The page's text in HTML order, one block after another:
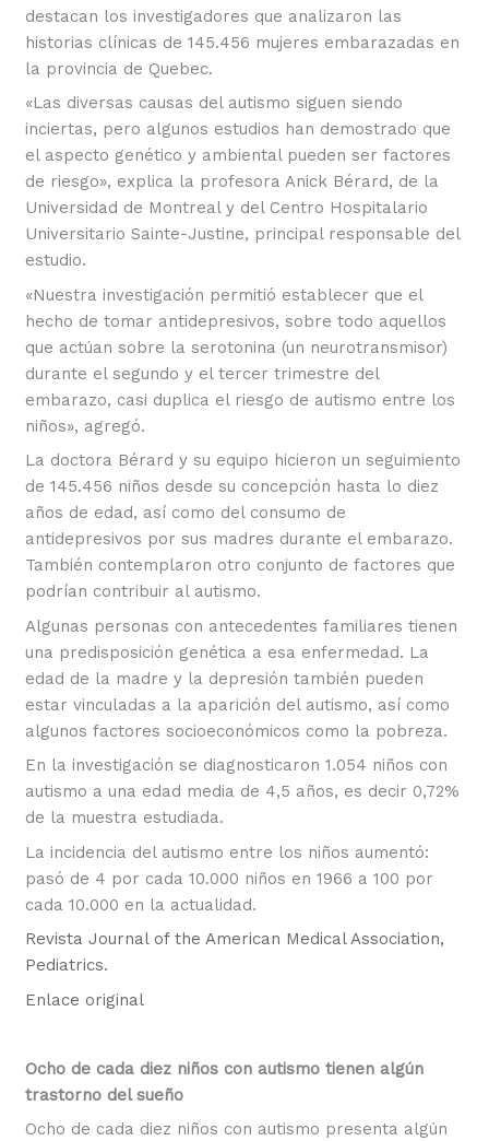
destacan los investigadores que analizaron las
historias clínicas de 145.456 mujeres embarazadas en
la provincia de Quebec.
«Las diversas causas del autismo siguen siendo
inciertas, pero algunos estudios han demostrado que
el aspecto genético y ambiental pueden ser factores
de riesgo», explica la profesora Anick Bérard, de la
Universidad de Montreal y del Centro Hospitalario
Universitario Sainte-Justine, principal responsable del
estudio.
«Nuestra investigación permitió establecer que el
hecho de tomar antidepresivos, sobre todo aquellos
que actúan sobre la serotonina (un neurotransmisor)
durante el segundo y el tercer trimestre del
embarazo, casi duplica el riesgo de autismo entre los
niños», agregó.
La doctora Bérard y su equipo hicieron un seguimiento
de 145.456 niños desde su concepción hasta lo diez
años de edad, así como del consumo de
antidepresivos por sus madres durante el embarazo.
También contemplaron otro conjunto de factores que
podrían contribuir al autismo.
Algunas personas con antecedentes familiares tienen
una predisposición genética a esa enfermedad. La
edad de la madre y la depresión también pueden
estar vinculadas a la aparición del autismo, así como
algunos factores socioeconómicos como la pobreza.
En la investigación se diagnosticaron 1.054 niños con
autismo a una edad media de 4,5 años, es decir 0,72%
de la muestra estudiada.
La incidencia del autismo entre los niños aumentó:
pasó de 4 por cada 10.000 niños en 1966 a 100 por
cada 10.000 en la actualidad.
Revista Journal of the American Medical Association,
Pediatrics.
Enlace original
Ocho de cada diez niños con autismo tienen algún
trastorno del sueño
Ocho de cada diez niños con autismo presenta algún